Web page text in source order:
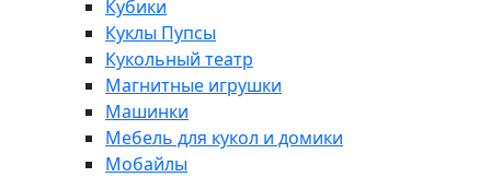
Кубики
Куклы Пупсы
Кукольный театр
Магнитные игрушки
Машинки
Мебель для кукол и домики
Мобайлы